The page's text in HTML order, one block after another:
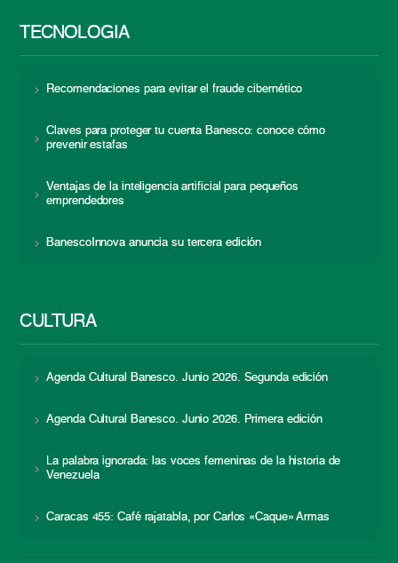
TECNOLOGÍA
Recomendaciones para evitar el fraude cibernético
Claves para proteger tu cuenta Banesco: conoce cómo
prevenir estafas
Ventajas de la inteligencia artificial para pequeños
emprendedores
BanescoInnova anuncia su tercera edición
CULTURA
Agenda Cultural Banesco. Junio 2026. Segunda edición
Agenda Cultural Banesco. Junio 2026. Primera edición
La palabra ignorada: las voces femeninas de la historia de
Venezuela
Caracas 455: Café rajatabla, por Carlos «Caque» Armas